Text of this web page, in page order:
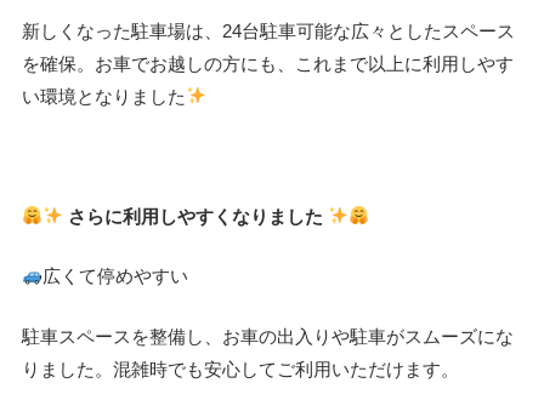
新しくなった駐車場は、 24台駐車可能な広々としたスペース
を確保。 お車でお越しの方にも、
これまで以上に利用しやす
い環境となりました
さらに利用しやすくなりました
広くて停めやすい
駐車スペースを整備し、 お車の出入りや駐車がスムーズにな
りました。 混雑時でも安心してご利用いただけます。